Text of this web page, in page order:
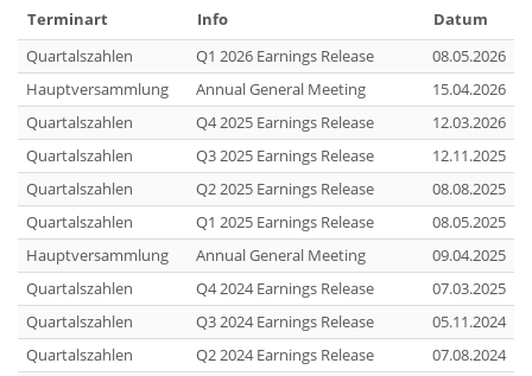
Terminart Info
Datum
Quartalszahlen
Q1 2026 Earnings Release
08.05.2026
Hauptversammlung
Annual General Meeting
15.04.2026
Quartalszahlen
Q4 2025 Earnings Release
12.03.2026
Quartalszahlen
Q3 2025 Earnings Release
12.11.2025
Quartalszahlen
Q2 2025 Earnings Release
08.08.2025
Quartalszahlen
Q1 2025 Earnings Release
08.05.2025
Hauptversammlung
Annual General Meeting
09.04.2025
Quartalszahlen
Q4 2024 Earnings Release
07.03.2025
Quartalszahlen
Q3 2024 Earnings Release
05.11.2024
Quartalszahlen
Q2 2024 Earnings Release
07.08.2024